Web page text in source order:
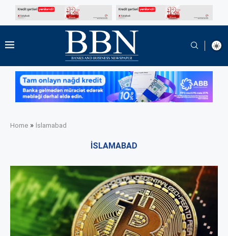
Home » İslamabad
İSLAMABAD